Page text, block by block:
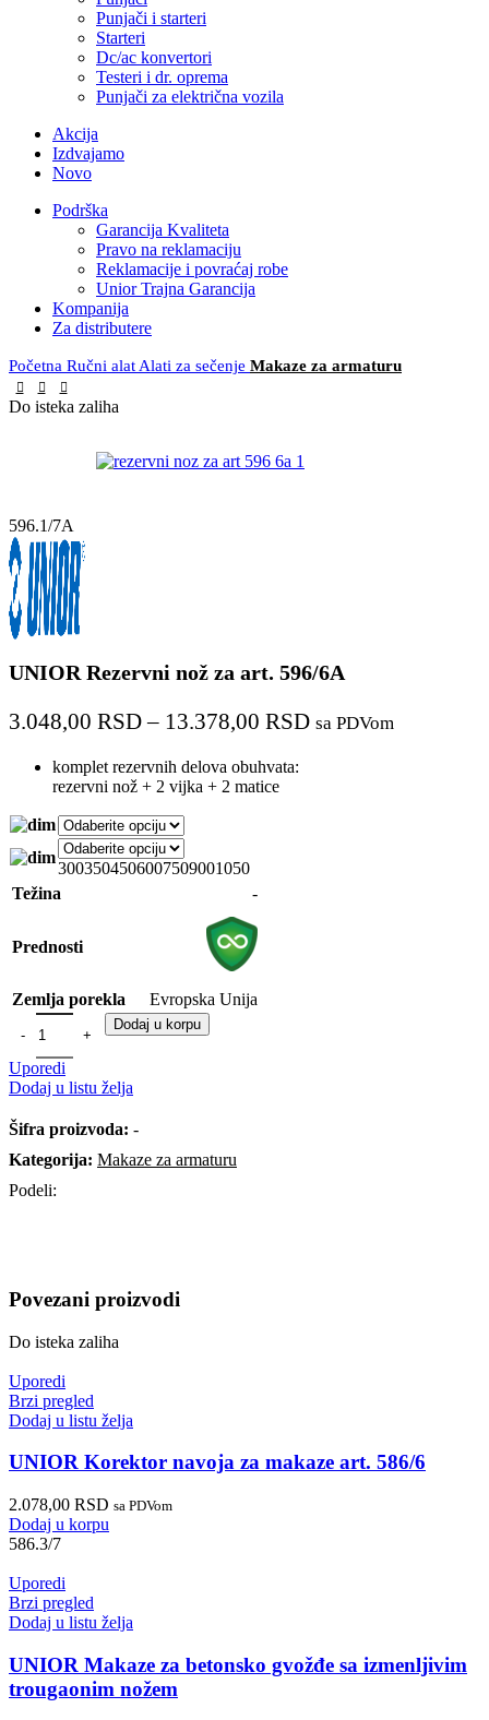
Punjači i starteri
Starteri
Dc/ac konvertori
Testeri i dr. oprema
Punjači za električna vozila
Akcija
Izdvajamo
Novo
Podrška
Garancija Kvaliteta
Pravo na reklamaciju
Reklamacije i povraćaj robe
Unior Trajna Garancija
Kompanija
Za distributere
Početna Ručni alat Alati za sečenje Makaze za armaturu
Do isteka zaliha
596.1/7A
UNIOR Rezervni nož za art. 596/6A
3.048,00 RSD– 13.378,00 RSD sa PDVom
komplet rezervnih delova obuhvata:
rezervni nož + 2 vijka + 2 matice
3003504506007509001050
Težina
-
Prednosti
Zemlja porekla Evropska Unija
Dodaj u korpu
Uporedi
Dodaj u listu želja
Šifra proizvoda: -
Kategorija: Makaze za armaturu
Podeli:
Povezani proizvodi
Do isteka zaliha
Uporedi
Brzi pregled
Dodaj u listu želja
UNIOR Korektor navoja za makaze art. 586/6
2.078,00 RSD sa PDVom
Dodaj u korpu
586.3/7
Uporedi
Brzi pregled
Dodaj u listu želja
UNIOR Makaze za betonsko gvožđe sa izmenljivim
trougaonim nožem